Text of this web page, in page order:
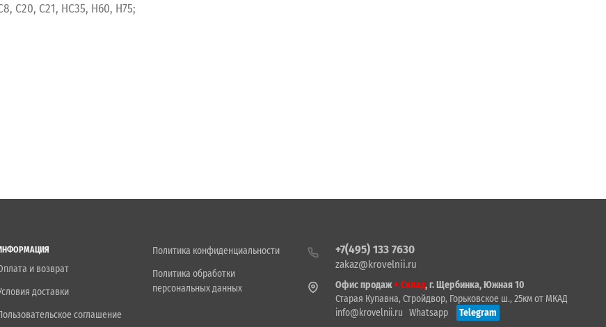
С20, С21, НС35, Н60, Н75;
и возврат
доставки
соглашение
Политика конфиденциальности
Политика обработки
персональных данных
+7(495) 133 7630
zakaz@krovelnii.ru
Офис продаж+ Склад, г. Щербинка, Южная 10
Старая Купавна, Стройдвор, Горьковское ш., 25км от МКАД
info@krovelnii.ru
Whatsapp Telegram